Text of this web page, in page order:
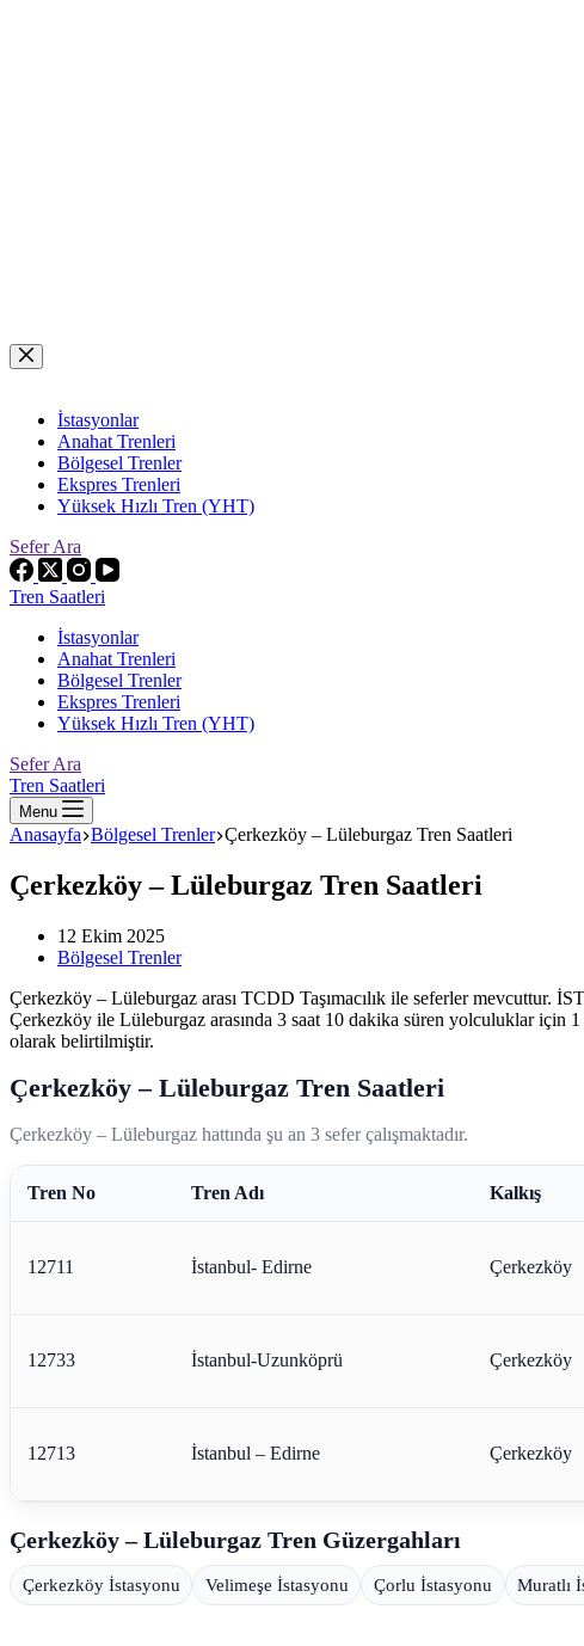
Skip
to
İstasyonlar
Anahat Trenleri
Bölgesel Trenler
Ekspres Trenleri
Yüksek Hızlı Tren (YHT)
Sefer Ara
Tren Saatleri
İstasyonlar
Anahat Trenleri
Bölgesel Trenler
Ekspres Trenleri
Yüksek Hızlı Tren (YHT)
Sefer Ara
Tren Saatleri
Menu
Anasayfa Bölgesel Trenler Çerkezköy – Lüleburgaz Tren Saatleri
Çerkezköy – Lüleburgaz Tren Saatleri
12 Ekim 2025
Bölgesel Trenler
Çerkezköy – Lüleburgaz arası TCDD Taşımacılık ile seferler
Çerkezköy ile Lüleburgaz arasında 3 saat 10 dakika süren yolculuklar için
olarak belirtilmiştir.
Çerkezköy – Lüleburgaz Tren Saatleri
Çerkezköy – Lüleburgaz hattında şu an 3 sefer çalışmaktadır.
Tren No Tren Adı Kalkış
12711 İstanbul- Edirne Çerkezköy
12733 İstanbul-Uzunköprü Çerkezköy
12713 İstanbul – Edirne Çerkezköy
Çerkezköy – Lüleburgaz Tren Güzergahları
Çerkezköy İstasyonu Velimeşe İstasyonu Çorlu İstasyonu Muratlı